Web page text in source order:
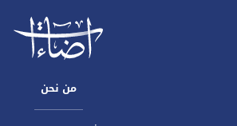
من نحن